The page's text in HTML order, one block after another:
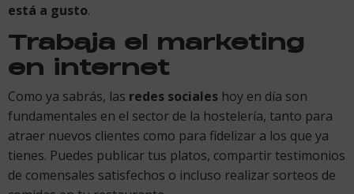
está a gusto.
Trabaja el marketing
en internet
Como ya sabrás, las redes sociales hoy en día son
fundamentales en el sector de la hostelería, tanto para
atraer nuevos clientes como para fidelizar a los que ya
tienes. Puedes publicar tus platos, compartir testimonios
de comensales satisfechos o incluso realizar sorteos de